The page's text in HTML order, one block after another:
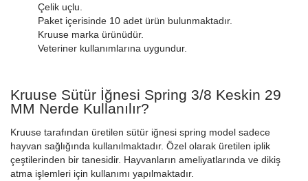
Çelik uçlu.
Paket içerisinde 10 adet ürün bulunmaktadır.
Kruuse marka ürünüdür.
Veteriner kullanımlarına uygundur.
Kruuse Sütür İğnesi Spring 3/8 Keskin 29
MM Nerde Kullanılır?
Kruuse tarafından üretilen sütür iğnesi spring model sadece
hayvan sağlığında kullanılmaktadır. Özel olarak üretilen iplik
çeştilerinden bir tanesidir. Hayvanların ameliyatlarında ve dikiş
atma işlemleri için kullanımı yapılmaktadır.